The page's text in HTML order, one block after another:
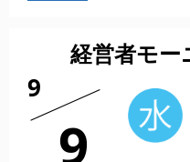
経営者モ
9
9